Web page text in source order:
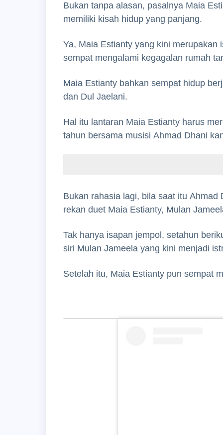
Bukan tanpa alasan, pasalnya Maia
memiliki kisah hidup yang panjang.
Ya, Maia Estianty yang kini merupakan
sempat mengalami kegagalan rumah
Maia Estianty bahkan sempat hidup
dan Dul Jaelani.
Hal itu lantaran Maia Estianty harus
tahun bersama musisi Ahmad Dhani
Bukan rahasia lagi, bila saat itu
rekan duet Maia Estianty, Mulan
Tak hanya isapan jempol, setahun
siri Mulan Jameela yang kini menjadi
Setelah itu, Maia Estianty pun sempat